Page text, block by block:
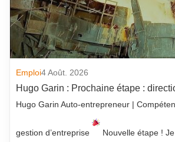
Emploi4 Août. 2026
Hugo Garin : Prochaine étape :
Hugo Garin Auto-entrepreneur |
gestion d’entreprise Nouvelle étape !